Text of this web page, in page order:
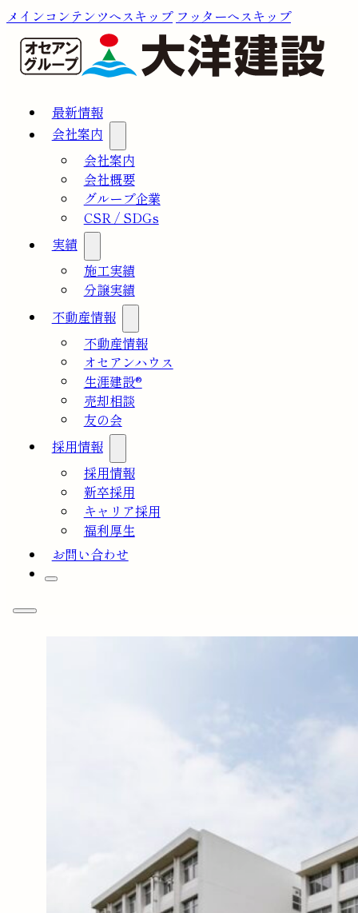
メインコンテンツへスキップ フッターへスキップ
最新情報
会社案内
会社案内
会社概要
グループ企業
CSR / SDGs
実績
施工実績
分譲実績
不動産情報
不動産情報
オセアンハウス
生涯建設®
売却相談
友の会
採用情報
採用情報
新卒採用
キャリア採用
福利厚生
お問い合わせ